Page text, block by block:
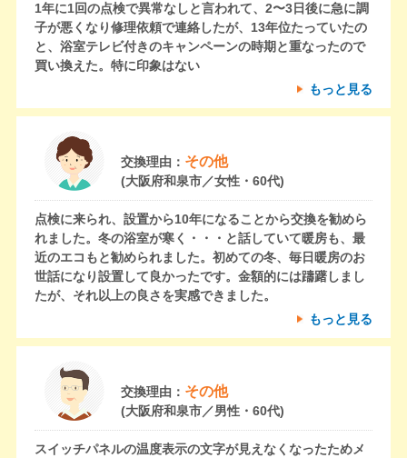
1年に1回の点検で異常なしと言われて、2〜3日後に急に調
子が悪くなり修理依頼で連絡したが、13年位たっていたの
と、浴室テレビ付きのキャンペーンの時期と重なったので
買い換えた。特に印象はない
もっと見る
交換理由： その他
(大阪府和泉市／女性・60代)
点検に来られ、設置から10年になることから交換を勧めら
れました。冬の浴室が寒く・・・と話していて暖房も、最
近のエコもと勧められました。初めての冬、毎日暖房のお
世話になり設置して良かったです。金額的には躊躇しまし
たが、それ以上の良さを実感できました。
もっと見る
交換理由： その他
(大阪府和泉市／男性・60代)
スイッチパネルの温度表示の文字が見えなくなったためメ